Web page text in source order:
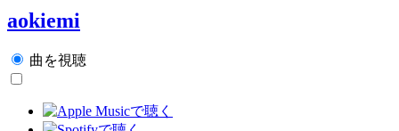
aokiemi
曲を視聴